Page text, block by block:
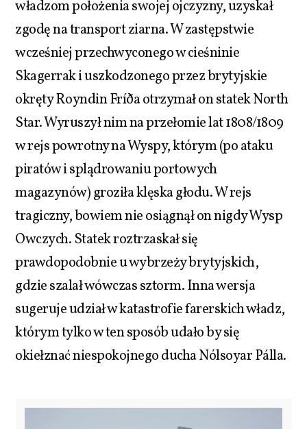
władzom położenia swojej ojczyzny, uzyskał
zgodę na transport ziarna. W zastępstwie
wcześniej przechwyconego w cieśninie
Skagerrak i uszkodzonego przez brytyjskie
okręty Royndin Fríða otrzymał on statek North
Star. Wyruszył nim na przełomie lat 1808/1809
w rejs powrotny na Wyspy, którym (po ataku
piratów i splądrowaniu portowych
magazynów) groziła klęska głodu. W rejs
tragiczny, bowiem nie osiągnął on nigdy Wysp
Owczych. Statek roztrzaskał się
prawdopodobnie u wybrzeży brytyjskich,
gdzie szalał wówczas sztorm. Inna wersja
sugeruje udział w katastrofie farerskich władz,
którym tylko w ten sposób udało by się
okiełznać niespokojnego ducha Nólsoyar Pálla.